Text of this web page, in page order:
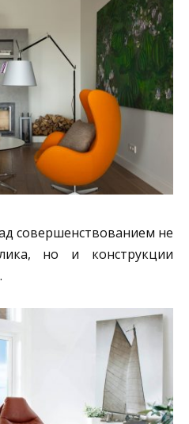
совершенствованием не
но и конструкции